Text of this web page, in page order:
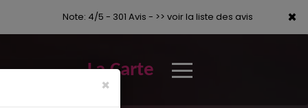
×
Note: 4/5 - 301 Avis - >> voir la liste des avis
La Carte
×
×